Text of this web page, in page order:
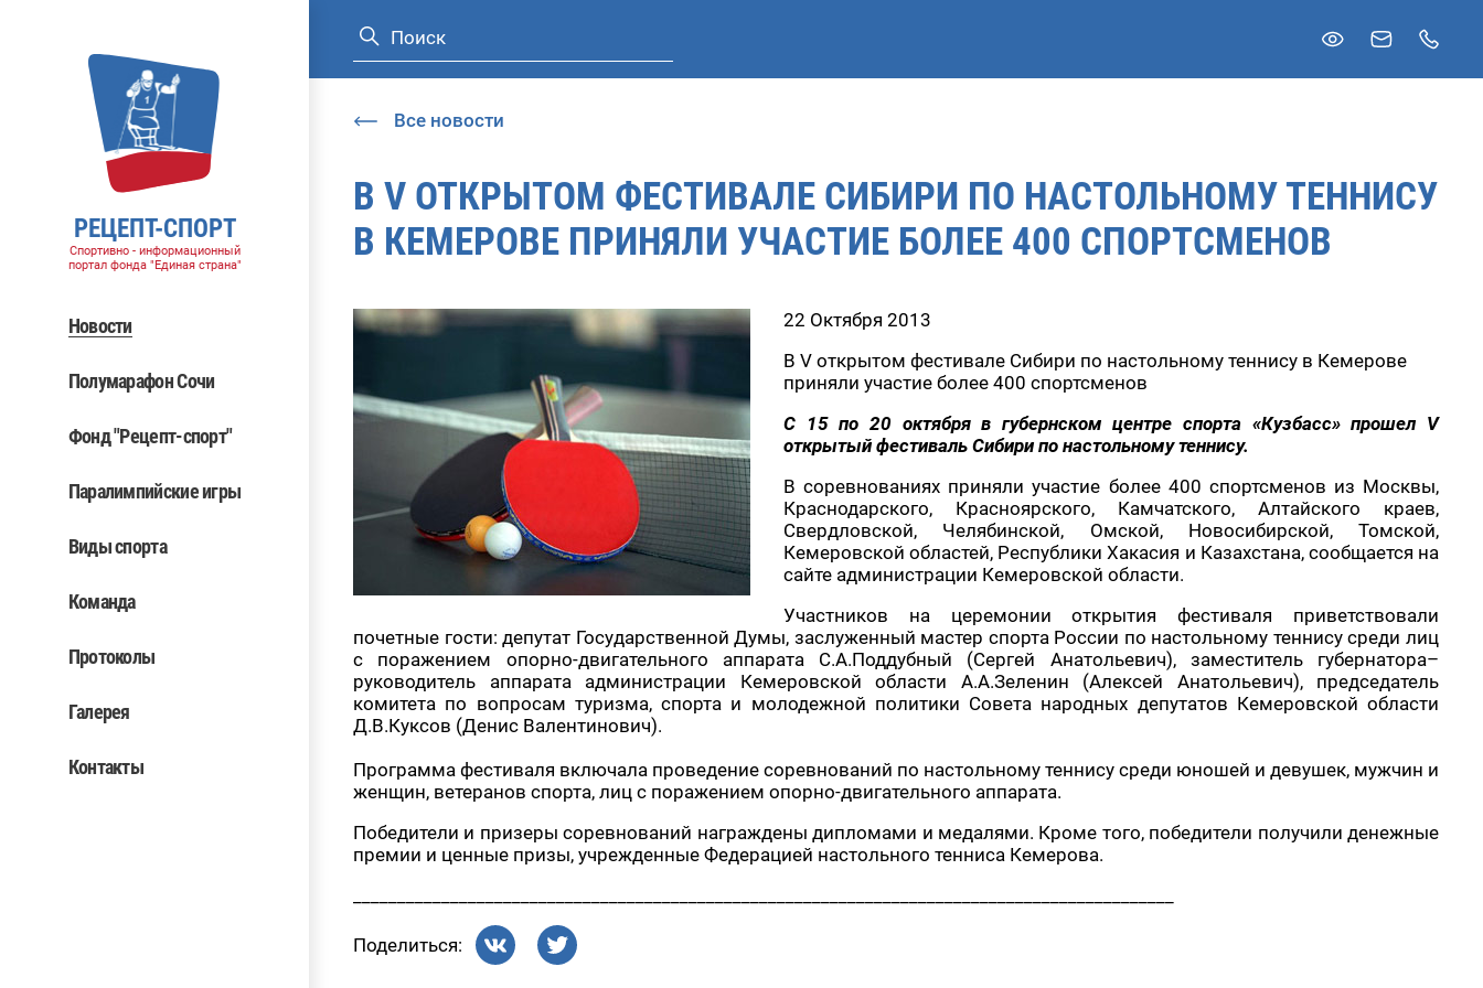
РЕЦЕПТ-СПОРТ
Спортивно - информационный
портал фонда "Единая страна"
Новости
Полумарафон Сочи
Фонд "Рецепт-спорт"
Паралимпийские игры
Виды спорта
Команда
Протоколы
Галерея
Контакты
Все новости
В V ОТКРЫТОМ ФЕСТИВАЛЕ СИБИРИ ПО НАСТОЛЬНОМУ ТЕННИСУ
В КЕМЕРОВЕ ПРИНЯЛИ УЧАСТИЕ БОЛЕЕ 400 СПОРТСМЕНОВ
22 Октября 2013
В V открытом фестивале Сибири по настольному теннису в Кемерове
приняли участие более 400 спортсменов
С 15 по 20 октября в губернском центре спорта «Кузбасс» прошел V
открытый фестиваль Сибири по настольному теннису.
В соревнованиях приняли участие более 400 спортсменов из Москвы,
Краснодарского, Красноярского, Камчатского, Алтайского краев,
Свердловской, Челябинской, Омской, Новосибирской, Томской,
Кемеровской областей, Республики Хакасия и Казахстана, сообщается на
сайте администрации Кемеровской области.
Участников на церемонии открытия фестиваля приветствовали
почетные гости: депутат Государственной Думы, заслуженный мастер спорта России по настольному теннису среди лиц
с поражением опорно-двигательного аппарата С.А.Поддубный (Сергей Анатольевич), заместитель губернатора–
руководитель аппарата администрации Кемеровской области А.А.Зеленин (Алексей Анатольевич), председатель
комитета по вопросам туризма, спорта и молодежной политики Совета народных депутатов Кемеровской области
Д.В.Куксов (Денис Валентинович).
Программа фестиваля включала проведение соревнований по настольному теннису среди юношей и девушек, мужчин и
женщин, ветеранов спорта, лиц с поражением опорно-двигательного аппарата.
Победители и призеры соревнований награждены дипломами и медалями. Кроме того, победители получили денежные
премии и ценные призы, учрежденные Федерацией настольного тенниса Кемерова.
Поделиться: